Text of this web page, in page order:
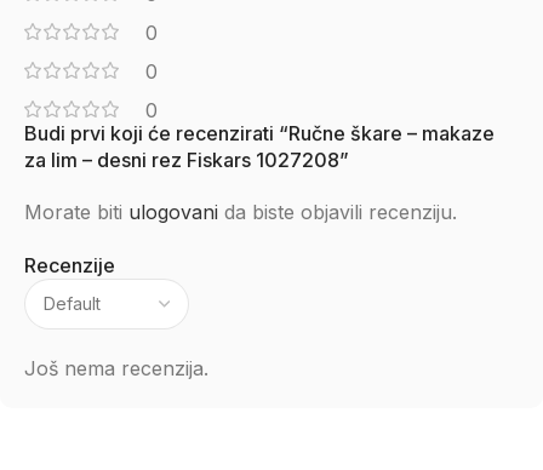
0
0
0
Recenzije
Još nema recenzija.
Budi prvi koji će recenzirati “Ručne škare – makaze
za lim – desni rez Fiskars 1027208”
Morate biti ulogovani da biste objavili recenziju.